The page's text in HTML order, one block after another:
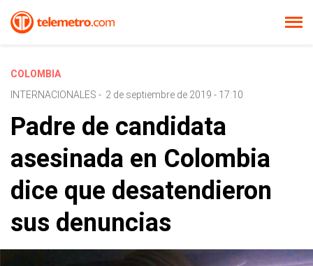
COLOMBIA
INTERNACIONALES - 2 de septiembre de 2019 - 17:10
Padre de candidata
asesinada en Colombia
dice que desatendieron
sus denuncias